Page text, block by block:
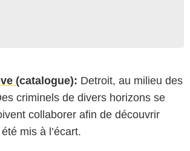
(catalogue): Detroit, au milieu des
criminels de divers horizons se
collaborer afin de découvrir
mis à l’écart.